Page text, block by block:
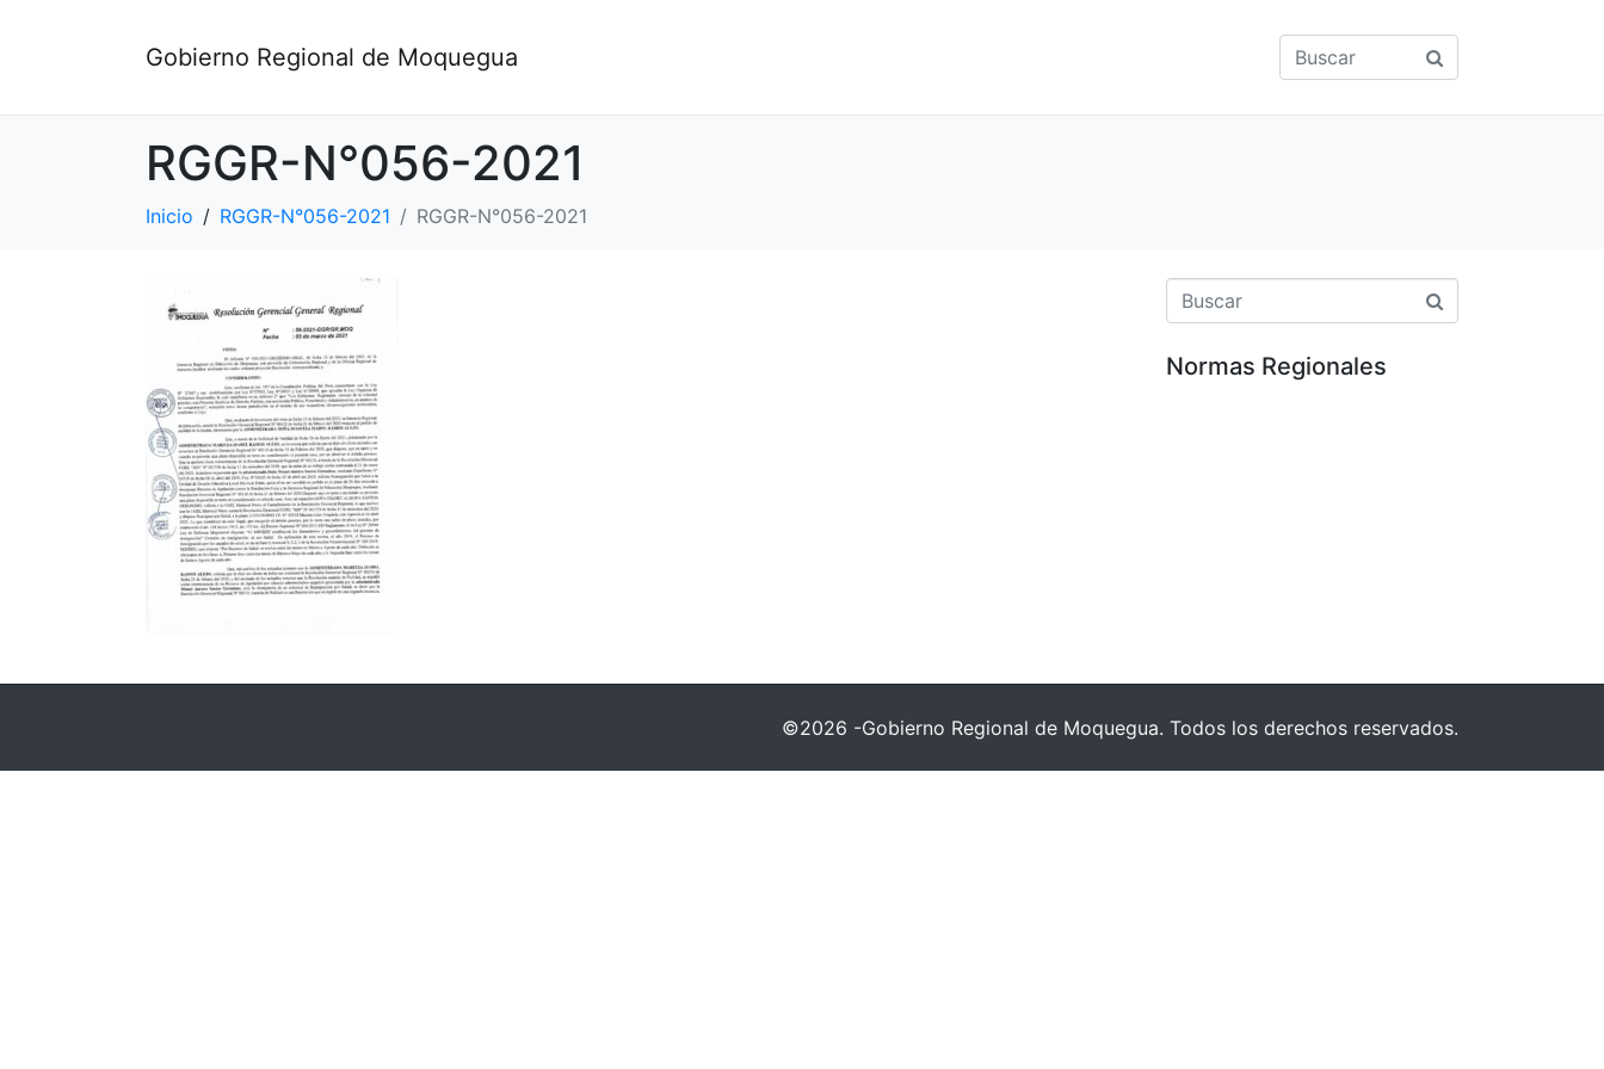
Gobierno Regional de Moquegua
RGGR-N°056-2021
Inicio RGGR-N°056-2021 RGGR-N°056-2021
Normas Regionales
©2026 -Gobierno Regional de Moquegua. Todos los derechos reservados.